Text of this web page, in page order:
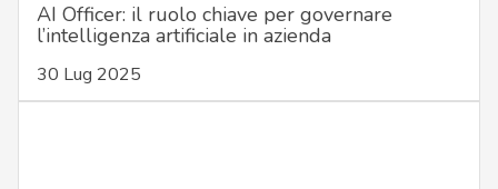
AI Officer: il ruolo chiave per governare
l’intelligenza artificiale in azienda
30 Lug 2025